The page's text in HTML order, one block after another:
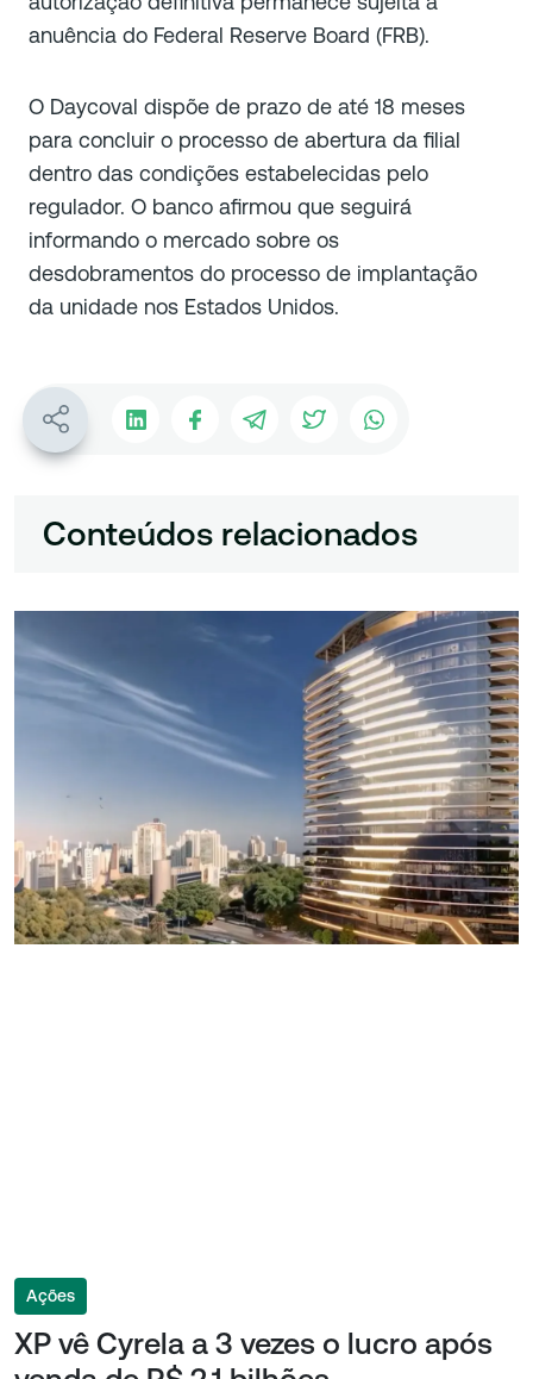
anuência do Federal Reserve Board (FRB).
O Daycoval dispõe de prazo de até 18 meses
para concluir o processo de abertura da filial
dentro das condições estabelecidas pelo
regulador. O banco afirmou que seguirá
informando o mercado sobre os
desdobramentos do processo de implantação
da unidade nos Estados Unidos.
Conteúdos relacionados
Ações
XP vê Cyrela a 3 vezes o lucro após